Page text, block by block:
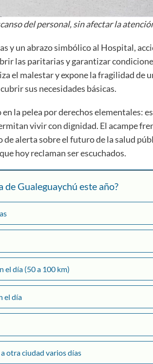
del personal, sin afectar la
y un abrazo simbólico al Hospital,
las paritarias y garantizar
el malestar y expone la fragilidad de
sus necesidades básicas.
la pelea por derechos elementales:
vivir con dignidad. El acampe
alerta sobre el futuro de la salud
hoy reclaman ser escuchados.
de Gualeguaychú este año?
el día (50 a 100 km)
el día
otra ciudad varios días